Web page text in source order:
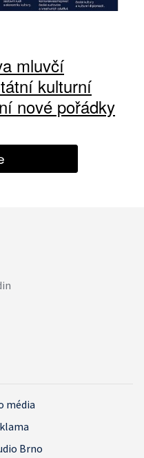
mluvčí
kulturní
nové pořádky
média
Brno